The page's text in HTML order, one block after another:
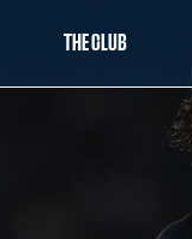
THE CLUB